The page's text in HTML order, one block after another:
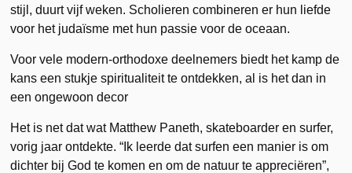
stijl, duurt vijf weken. Scholieren combineren er hun liefde
voor het judaïsme met hun passie voor de oceaan.
Voor vele modern-orthodoxe deelnemers biedt het kamp de
kans een stukje spiritualiteit te ontdekken, al is het dan in
een ongewoon decor
Het is net dat wat Matthew Paneth, skateboarder en surfer,
vorig jaar ontdekte. “Ik leerde dat surfen een manier is om
dichter bij God te komen en om de natuur te appreciëren”,